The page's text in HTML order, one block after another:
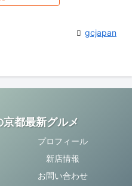
gcjapan
都最新グルメ
プロフィール
新店情報
お問い合わせ